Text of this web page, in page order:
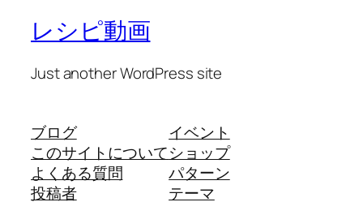
レシピ動画
Just another WordPress site
ブログ
このサイトについて
よくある質問
投稿者
イベント
ショップ
パターン
テーマ